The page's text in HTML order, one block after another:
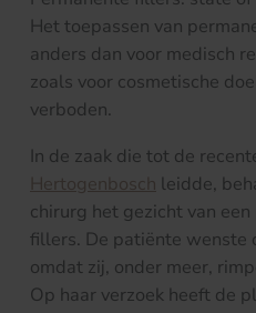
Het toepassen van
anders dan voor medisch
zoals voor cosmetische
verboden.
In de zaak die tot de
Hertogenbosch leidde,
chirurg het gezicht van
fillers. De patiënte wenste
omdat zij, onder meer,
Op haar verzoek heeft de